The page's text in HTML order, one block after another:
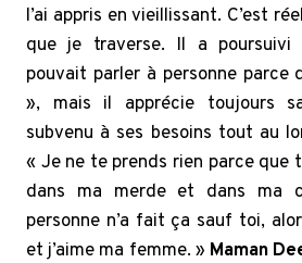
l’ai appris en vieillissant. C’est
que je traverse. Il a poursuivi
pouvait parler à personne parce
», mais il apprécie toujours
subvenu à ses besoins tout au
« Je ne te prends rien parce que
dans ma merde et dans ma
personne n’a fait ça sauf toi,
et j’aime ma femme. » Maman